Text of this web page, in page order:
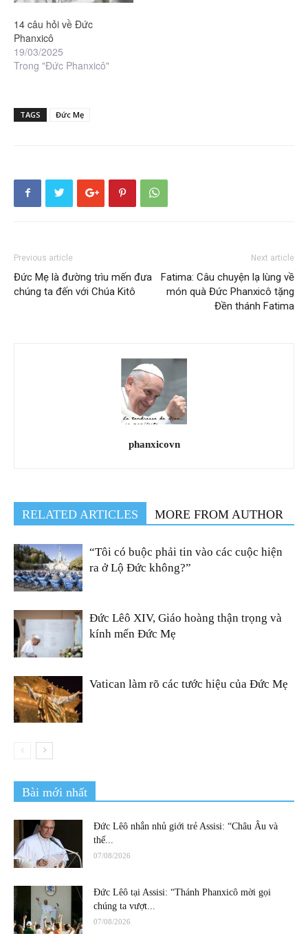
14 câu hỏi về Đức
Phanxicô
19/03/2025
Trong "Đức Phanxicô"
TAGS Đức Mẹ
Previous article
Đức Mẹ là đường trìu mến đưa
chúng ta đến với Chúa Kitô
Next article
Fatima: Câu chuyện lạ lùng về
món quà Đức Phanxicô tặng
Đền thánh Fatima
phanxicovn
RELATED ARTICLES MORE FROM AUTHOR
“Tôi có buộc phải tin vào các cuộc hiện
ra ở Lộ Đức không?”
Đức Lêô XIV, Giáo hoàng thận trọng và
kính mến Đức Mẹ
Vatican làm rõ các tước hiệu của Đức Mẹ
Bài mới nhất
Đức Lêô nhắn nhủ giới trẻ Assisi: “Châu Âu và
thế...
07/08/2026
Đức Lêô tại Assisi: “Thánh Phanxicô mời gọi
chúng ta vượt...
07/08/2026